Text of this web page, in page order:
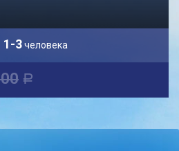
1-3человека
a